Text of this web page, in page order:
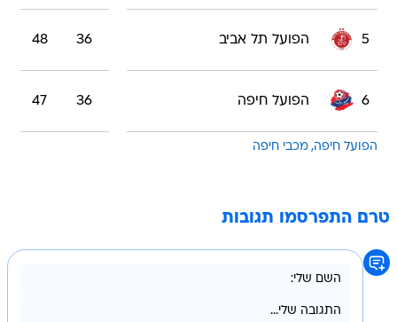
5 הפועל תל אביב 36
48
6 הפועל חיפה 36
47
הפועל חיפה מכבי חיפה
טרם התפרסמו תגובות